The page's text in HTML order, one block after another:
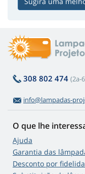
308 802 474 (2a-
info@lampadas-
O que lhe
Ajuda
Garantia das
Desconto por